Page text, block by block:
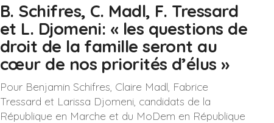
B. Schifres, C. Madl, F. Tressard
et L. Djomeni: « les questions de
droit de la famille seront au
cœur de nos priorités d’élus »
Pour Benjamin Schifres, Claire Madl, Fabrice
Tressard et Larissa Djomeni, candidats de la
République en Marche et du MoDem en République